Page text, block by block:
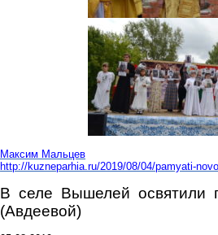
Максим Мальцев
http://kuzneparhia.ru/2019/08/04/pamyati-
В селе Вышелей освятили
(Авдеевой)